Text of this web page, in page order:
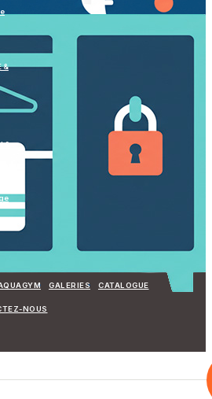
&
&
GALERIES CATALOGUE
NOUS